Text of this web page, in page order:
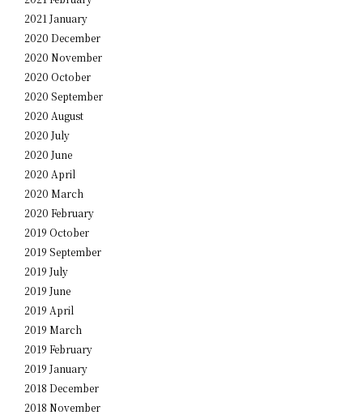
2021 January
2020 December
2020 November
2020 October
2020 September
2020 August
2020 July
2020 June
2020 April
2020 March
2020 February
2019 October
2019 September
2019 July
2019 June
2019 April
2019 March
2019 February
2019 January
2018 December
2018 November